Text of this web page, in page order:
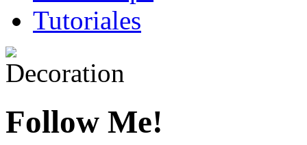
Tutoriales
Follow Me!